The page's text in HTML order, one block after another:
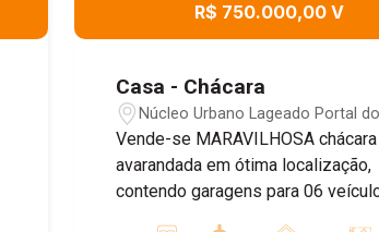
R$ 750.000,00 V
Casa - Chácara
Núcleo Urbano Lageado Portal
Nobres - Ipeúna/SP
Vende-se MARAVILHOSA
avarandada em ótima localização,
contendo garagens para 06